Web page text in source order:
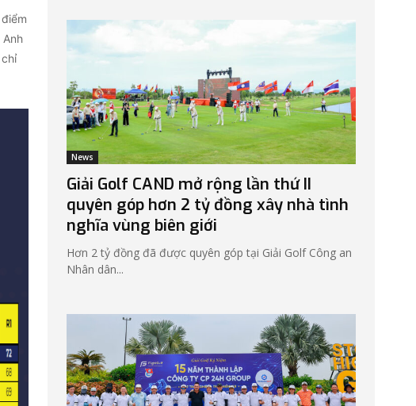
News
Giải Golf CAND mở rộng lần thứ II
quyên góp hơn 2 tỷ đồng xây nhà tình
nghĩa vùng biên giới
Hơn 2 tỷ đồng đã được quyên góp tại Giải Golf Công an
Nhân dân...